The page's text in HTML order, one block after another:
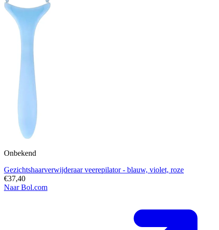
Onbekend
Gezichtshaarverwijderaar veerepilator - blauw, violet, roze
€37,40
Naar Bol.com